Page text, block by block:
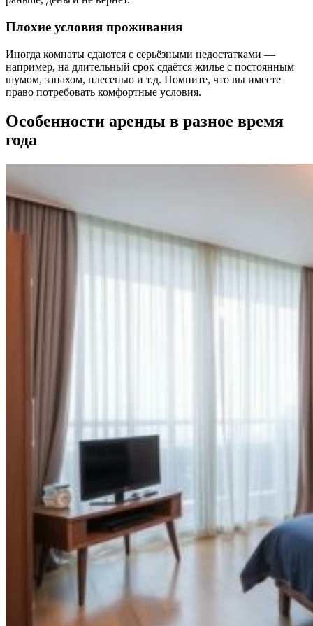
Плохие условия проживания
Иногда комнаты сдаются с серьёзными недостатками —
например, на длительный срок сдаётся жилье с постоянным
шумом, запахом, плесенью и т.д. Помните, что вы имеете
право потребовать комфортные условия.
Особенности аренды в разное время
года